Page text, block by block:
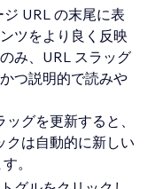
URL の末尾に表
ツをより良く反映
み、URL スラッグ
つ説明的で読みや
グを更新すると、
クは自動的に新しい
。